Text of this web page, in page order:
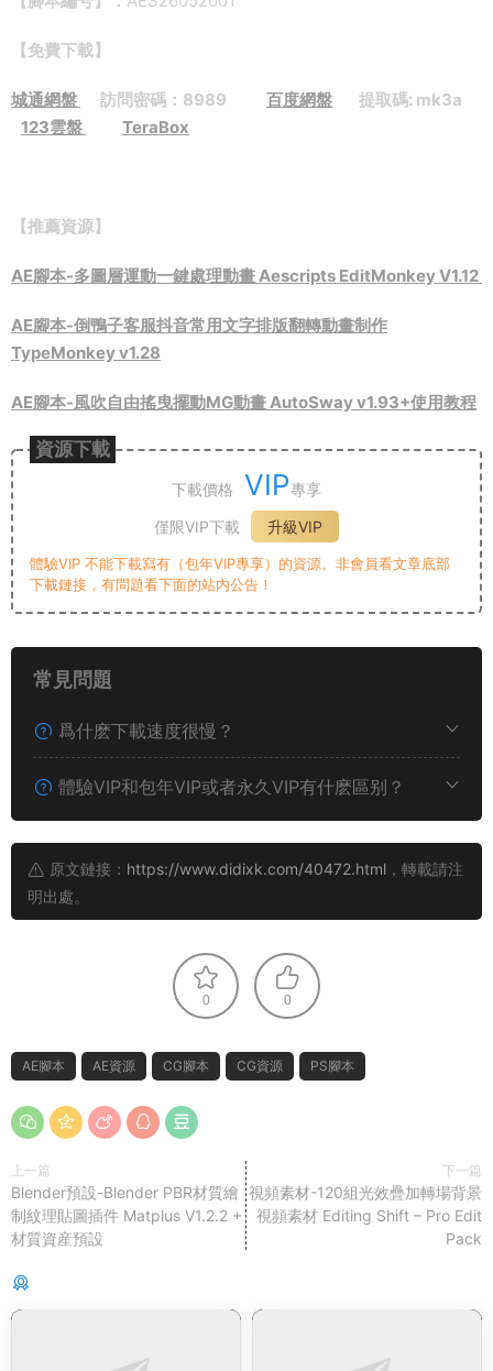
【免費下載】
城通網盤 訪問密碼：8989 百度網盤 提取碼: mk3a
123雲盤
TeraBox
【推薦資源】
AE腳本-多圖層運動一鍵處理動畫 Aescripts EditMonkey V1.12
AE腳本-倒鴨子客服抖音常用文字排版翻轉動畫制作
TypeMonkey v1.28
AE腳本-風吹自由搖曳擺動MG動畫 AutoSway v1.93+使用教程
資源下載
下載價格 VIP專享
僅限VIP下載
升級VIP
體驗VIP 不能下載寫有（包年VIP專享）的資源。非會員看文章底部
下載鏈接，有問題看下面的站内公告！
常見問題
爲什麽下載速度很慢？
體驗VIP和包年VIP或者永久VIP有什麽區别？
原文鏈接： https://www.didixk.com/40472.html ，轉載請注
明出處。
0 0
AE腳本 AE資源 CG腳本 CG資源 PS腳本
上一篇
Blender預設-Blender PBR材質繪
制紋理貼圖插件 Matplus V1.2.2 +
材質資産預設
下一篇
視頻素材-120組光效疊加轉場背景
視頻素材 Editing Shift – Pro Edit
Pack